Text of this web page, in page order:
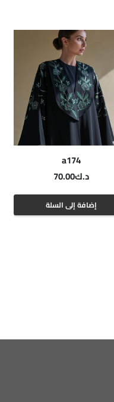
a174
د.ك70.00
إضافة إلى السلة